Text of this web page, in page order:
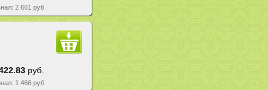
2 661 руб
руб.
1 466 руб